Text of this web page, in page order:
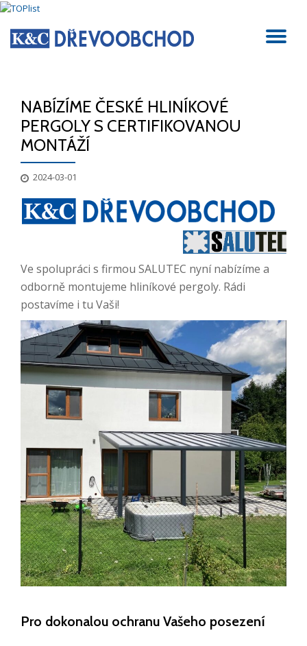
Přeskočit
na
NABÍZÍME ČESKÉ HLINÍKOVÉ
PERGOLY S CERTIFIKOVANOU
MONTÁŽÍ
2024-03-01
Ve spolupráci s firmou SALUTEC nyní nabízíme a
odborně montujeme hliníkové pergoly. Rádi
postavíme i tu Vaši!
Pro dokonalou ochranu Vašeho posezení